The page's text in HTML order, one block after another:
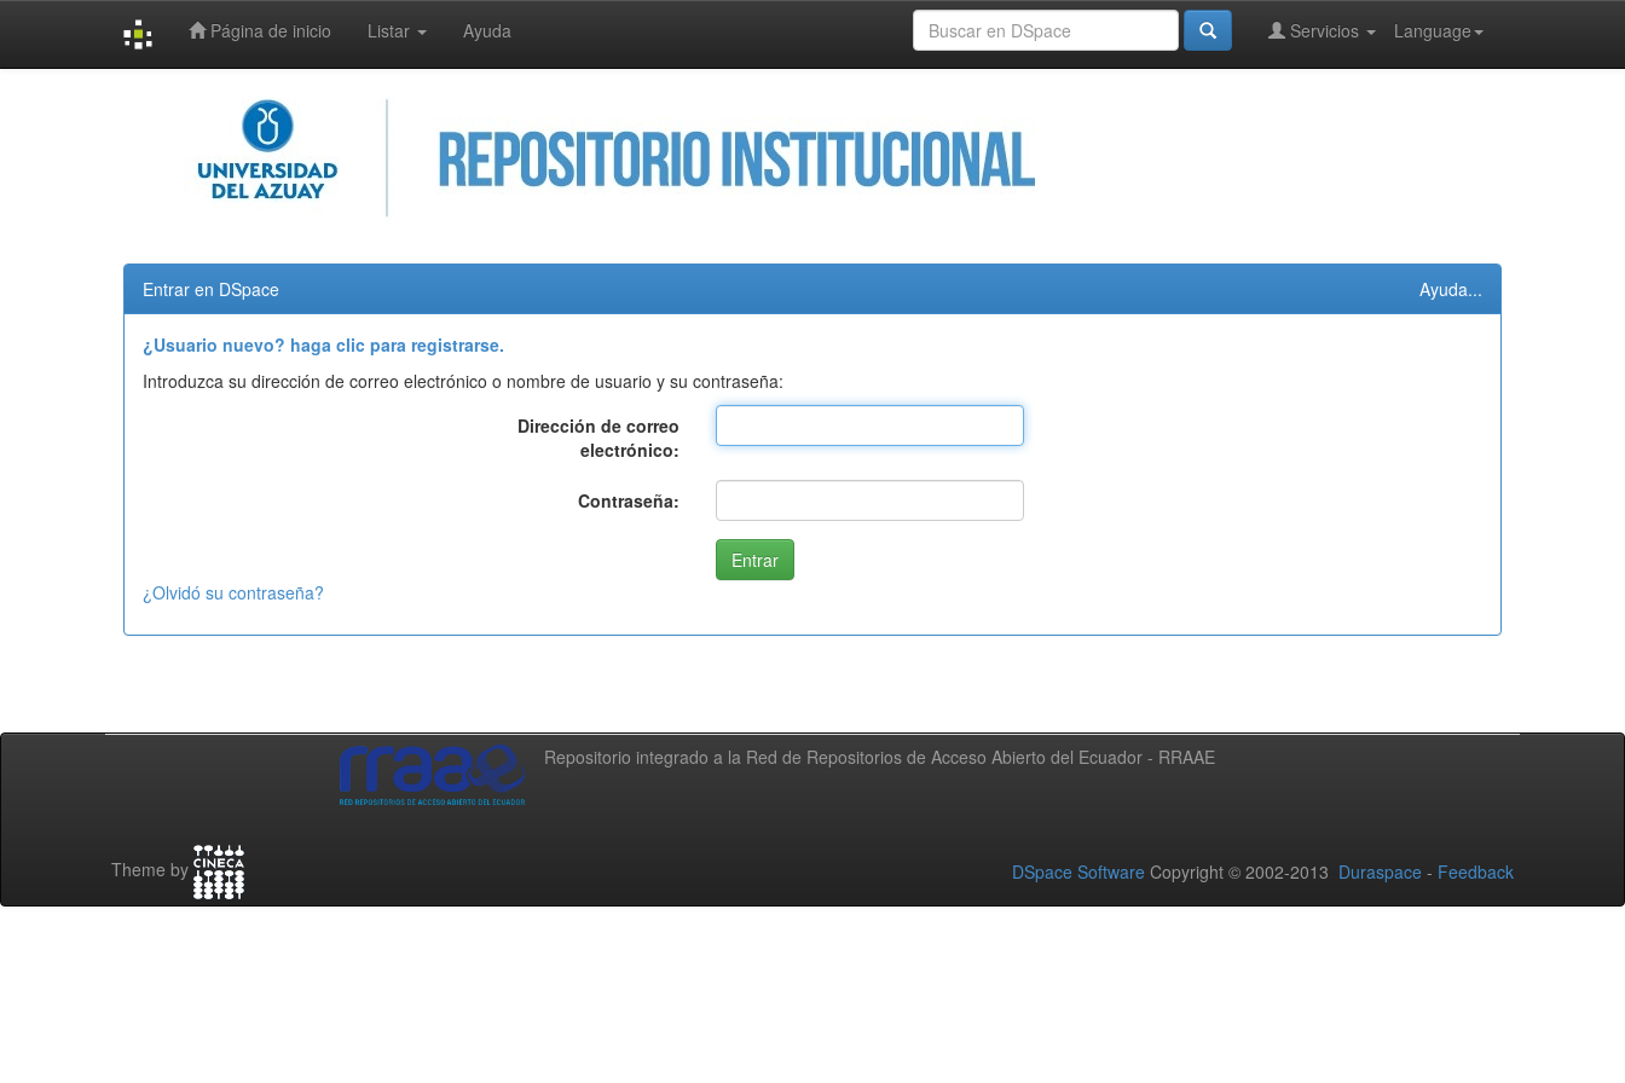
Página de inicio Listar Ayuda Language
Servicios
Entrar en DSpace Ayuda...
¿Usuario nuevo? haga clic para registrarse.
Introduzca su dirección de correo electrónico o nombre de usuario y su contraseña:
Dirección de correo
electrónico:
Contraseña:
¿Olvidó su contraseña?
Repositorio integrado a la Red de Repositorios de Acceso Abierto del Ecuador - RRAAE
Theme by DSpace Software Copyright © 2002-2013 Duraspace - Feedback